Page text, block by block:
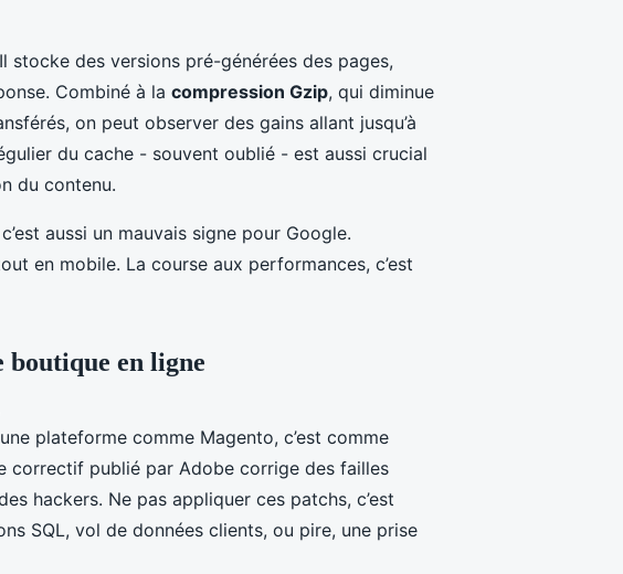
stocke des versions pré-générées des pages,
Combiné à la compression Gzip, qui diminue
on peut observer des gains allant jusqu’à
du cache - souvent oublié - est aussi crucial
du contenu.
aussi un mauvais signe pour Google.
en mobile. La course aux performances, c’est
en ligne
plateforme comme Magento, c’est comme
correctif publié par Adobe corrige des failles
hackers. Ne pas appliquer ces patchs, c’est
SQL, vol de données clients, ou pire, une prise